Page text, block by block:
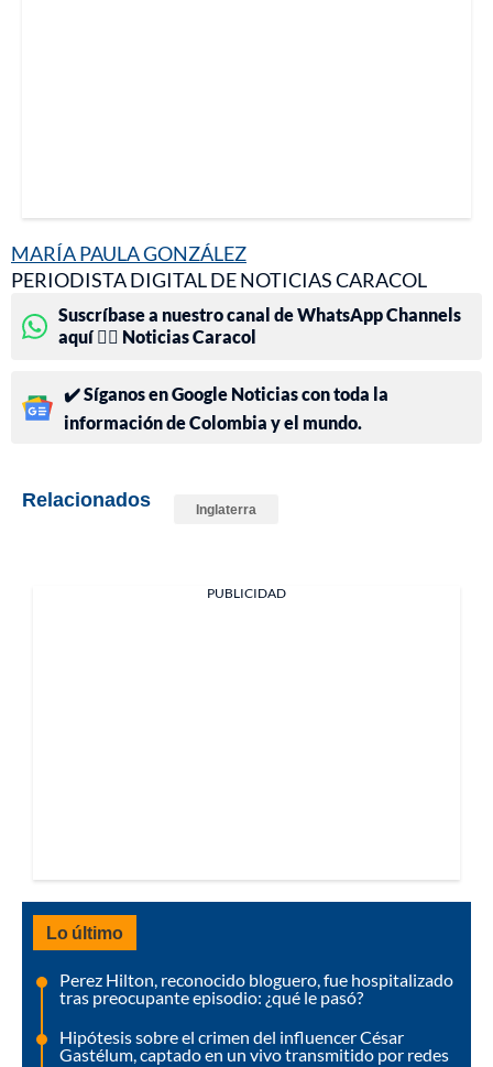
MARÍA PAULA GONZÁLEZ
PERIODISTA DIGITAL DE NOTICIAS CARACOL
Suscríbase a nuestro canal de WhatsApp Channels
aquí 👉🏻 Noticias Caracol
✔️ Síganos en Google Noticias con toda la
información de Colombia y el mundo.
Relacionados Inglaterra
PUBLICIDAD
Lo último
Perez Hilton, reconocido bloguero, fue hospitalizado
tras preocupante episodio: ¿qué le pasó?
Hipótesis sobre el crimen del influencer César
Gastélum, captado en un vivo transmitido por redes